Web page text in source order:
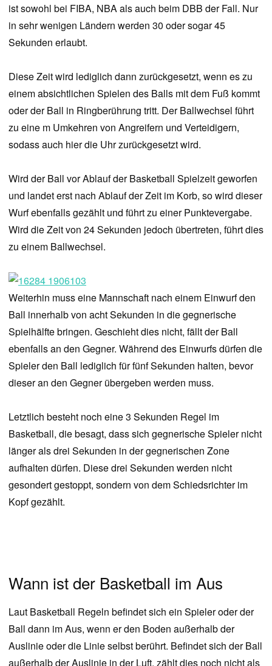
ist sowohl bei FIBA, NBA als auch beim DBB der Fall. Nur
in sehr wenigen Ländern werden 30 oder sogar 45
Sekunden erlaubt.
Diese Zeit wird lediglich dann zurückgesetzt, wenn es zu
einem absichtlichen Spielen des Balls mit dem Fuß kommt
oder der Ball in Ringberührung tritt. Der Ballwechsel führt
zu eine m Umkehren von Angreifern und Verteidigern,
sodass auch hier die Uhr zurückgesetzt wird.
Wird der Ball vor Ablauf der Basketball Spielzeit geworfen
und landet erst nach Ablauf der Zeit im Korb, so wird dieser
Wurf ebenfalls gezählt und führt zu einer Punktevergabe.
Wird die Zeit von 24 Sekunden jedoch übertreten, führt dies
zu einem Ballwechsel.
Weiterhin muss eine Mannschaft nach einem Einwurf den
Ball innerhalb von acht Sekunden in die gegnerische
Spielhälfte bringen. Geschieht dies nicht, fällt der Ball
ebenfalls an den Gegner. Während des Einwurfs dürfen die
Spieler den Ball lediglich für fünf Sekunden halten, bevor
dieser an den Gegner übergeben werden muss.
Letztlich besteht noch eine 3 Sekunden Regel im
Basketball, die besagt, dass sich gegnerische Spieler nicht
länger als drei Sekunden in der gegnerischen Zone
aufhalten dürfen. Diese drei Sekunden werden nicht
gesondert gestoppt, sondern von dem Schiedsrichter im
Kopf gezählt.
Wann ist der Basketball im Aus
Laut Basketball Regeln befindet sich ein Spieler oder der
Ball dann im Aus, wenn er den Boden außerhalb der
Auslinie oder die Linie selbst berührt. Befindet sich der Ball
außerhalb der Auslinie in der Luft, zählt dies noch nicht als